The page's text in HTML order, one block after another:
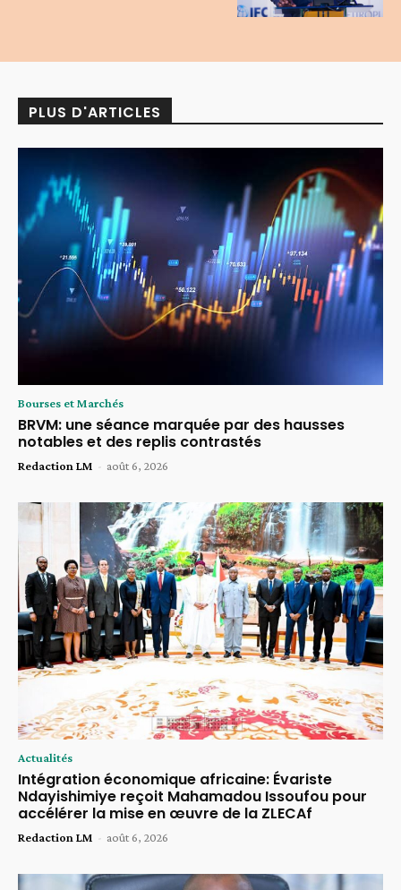
PLUS D'ARTICLES
Bourses et Marchés
BRVM: une séance marquée par des hausses
notables et des replis contrastés
Redaction LM - août 6, 2026
Actualités
Intégration économique africaine: Évariste
Ndayishimiye reçoit Mahamadou Issoufou pour
accélérer la mise en œuvre de la ZLECAf
Redaction LM - août 6, 2026